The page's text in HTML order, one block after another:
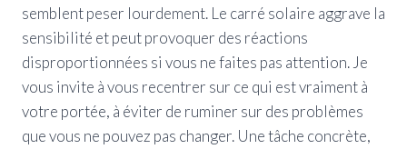
semblent peser lourdement. Le carré solaire aggrave la
sensibilité et peut provoquer des réactions
disproportionnées si vous ne faites pas attention. Je
vous invite à vous recentrer sur ce qui est vraiment à
votre portée, à éviter de ruminer sur des problèmes
que vous ne pouvez pas changer. Une tâche concrète,